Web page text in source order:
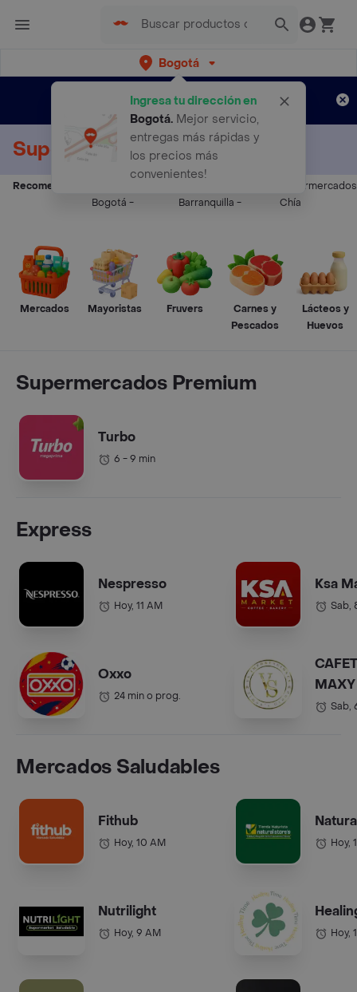
Bogotá
Ingresa tu dirección en
Bogotá. Mejor servicio,
entregas más rápidas y
los precios más
convenientes!
envíos gratis por semanas
Aplican TyC
Supermercados a Domicilio
Recomendados:
Bogotá -
Barranquilla -
Supermercados
Chía
Mercados Mayoristas Fruvers
Carnes y
Pescados
Lácteos y
Huevos
Supermercados Premium
Turbo
6 - 9 min
Express
Nespresso
Hoy, 11 AM
Oxxo
24 min o prog.
Ksa
Sab,
COL.).
Sab,
Mercados Saludables
Fithub
Hoy, 10 AM
Nutrilight
Hoy, 9 AM
Hoy,
Hoy,